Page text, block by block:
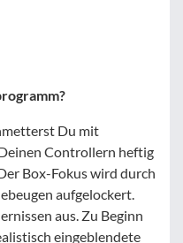
Du mit
Controllern heftig
Box-Fokus wird durch
aufgelockert.
aus. Zu Beginn
eingeblendete